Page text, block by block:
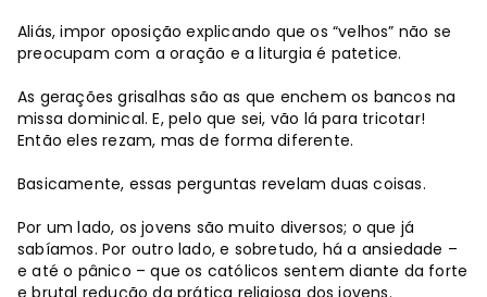
Aliás, impor oposição explicando que os “velhos” não se
preocupam com a oração e a liturgia é patetice.
As gerações grisalhas são as que enchem os bancos na
missa dominical. E, pelo que sei, vão lá para tricotar!
Então eles rezam, mas de forma diferente.
Basicamente, essas perguntas revelam duas coisas.
Por um lado, os jovens são muito diversos; o que já
sabíamos. Por outro lado, e sobretudo, há a ansiedade –
e até o pânico – que os católicos sentem diante da forte
e brutal redução da prática religiosa dos jovens.